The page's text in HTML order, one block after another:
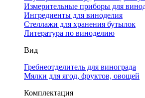
Измерительные приборы для
Ингредиенты для виноделия
Стеллажи для хранения бутылок
Литература по виноделию
Вид
Гребнеотделитель для винограда
Мялки для ягод, фруктов, овощей
Комплектация